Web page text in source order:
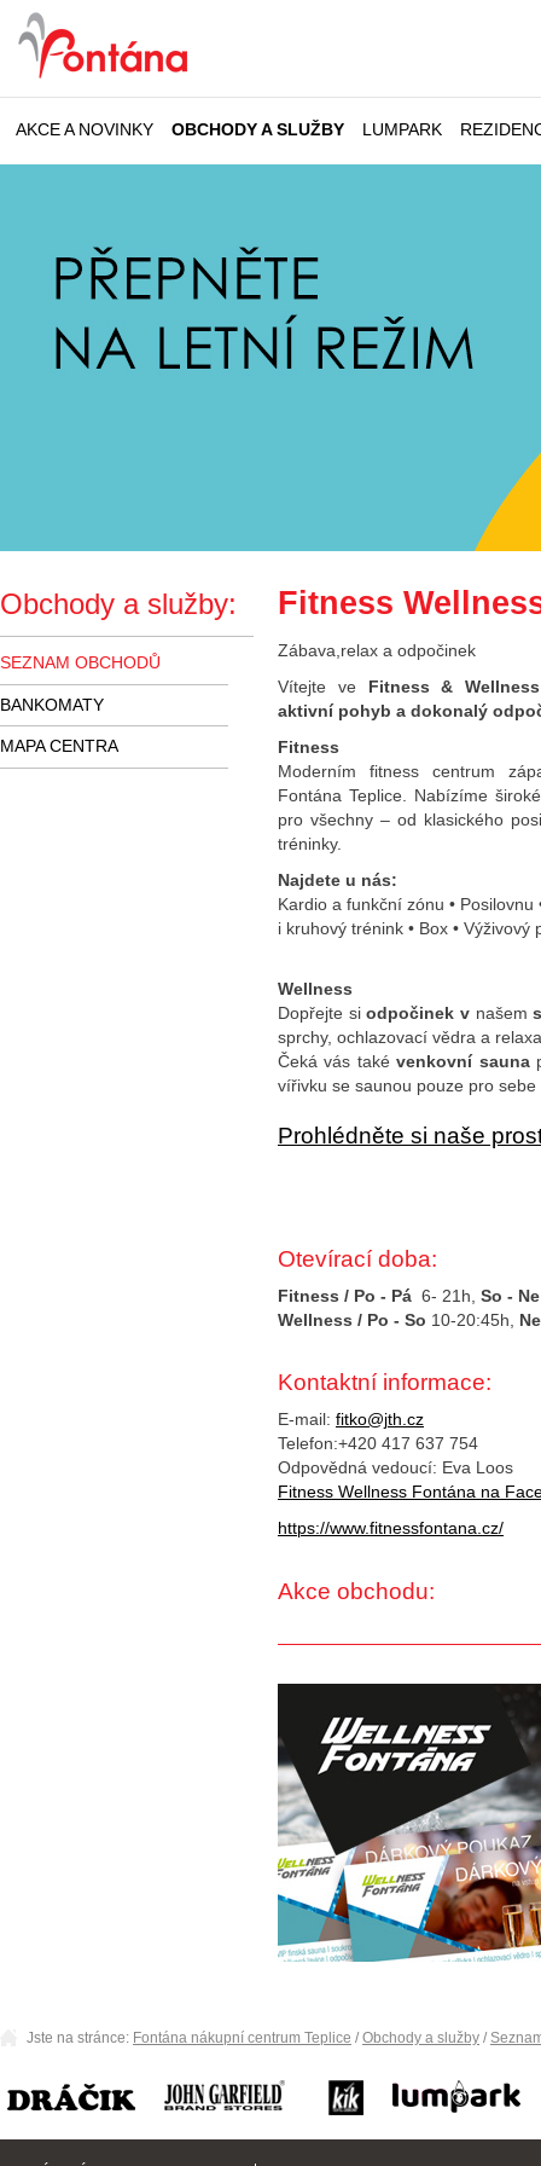
AKCE A NOVINKY OBCHODY A SLUŽBY LUMPARK
Obchody a služby:
SEZNAM OBCHODŮ
BANKOMATY
MAPA CENTRA
Fitness
Zábava,relax a odpočinek
Vítejte ve
Fitness &
aktivní pohyb a dokonalý
Fitness
Moderním fitness centrum
Fontána Teplice. Nabízíme
pro všechny – od klasického
tréninky.
Najdete u nás:
Kardio a funkční zónu •
i kruhový trénink • Box • Výživový
Wellness
Dopřejte siodpočinek v našem
sprchy, ochlazovací vědra a
Čeká vás takévenkovní sauna
vířivku se saunou pouze pro
Prohlédněte si naše
Otevírací doba:
Fitness / Po - Pá 6- 21h, So - Ne
Wellness / Po - So 10-20:45h, Ne
Kontaktní informace:
E-mail: fitko@jth.cz
Telefon:+420 417 637 754
Odpovědná vedoucí: Eva Loos
Fitness Wellness Fontána na
https://www.fitnessfontana.cz/
Akce obchodu:
Jste na stránce: Fontána nákupní centrum Teplice /Obchody a služby /